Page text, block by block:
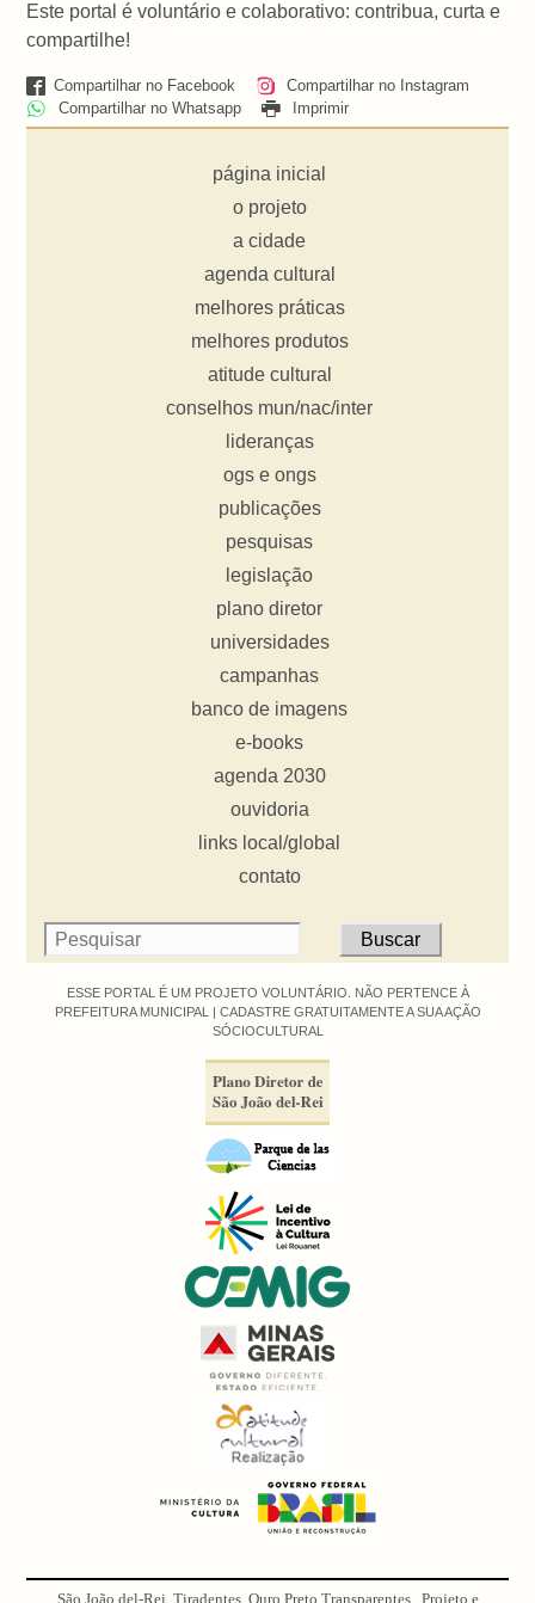
Este portal é voluntário e colaborativo: contribua, curta e
compartilhe!
Compartilhar no Facebook
Compartilhar no Instagram
Compartilhar no Whatsapp
Imprimir
página inicial
o projeto
a cidade
agenda cultural
melhores práticas
melhores produtos
atitude cultural
conselhos mun/nac/inter
lideranças
ogs e ongs
publicações
pesquisas
legislação
plano diretor
universidades
campanhas
banco de imagens
e-books
agenda 2030
ouvidoria
links local/global
contato
ESSE PORTAL É UM PROJETO VOLUNTÁRIO. NÃO PERTENCE À
PREFEITURA MUNICIPAL | CADASTRE GRATUITAMENTE A SUA AÇÃO
SÓCIOCULTURAL
São João del-Rei, Tiradentes, Ouro Preto Transparentes . Projeto e